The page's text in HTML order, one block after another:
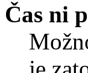
Čas ni